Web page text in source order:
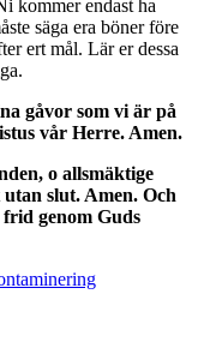
kommer endast ha
säga era böner före
ert mål. Lär er dessa
gåvor som vi är på
vår Herre. Amen.
o allsmäktige
slut. Amen. Och
genom Guds